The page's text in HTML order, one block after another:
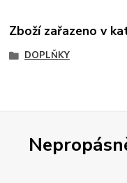
Zboží zařazeno v
DOPLŇKY